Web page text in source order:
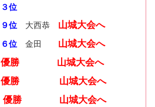
３位
９位 大西恭 山城大会へ
６位 金田 山城大会へ
優勝 山城大会へ
優勝 山城大会へ
優勝 山城大会へ